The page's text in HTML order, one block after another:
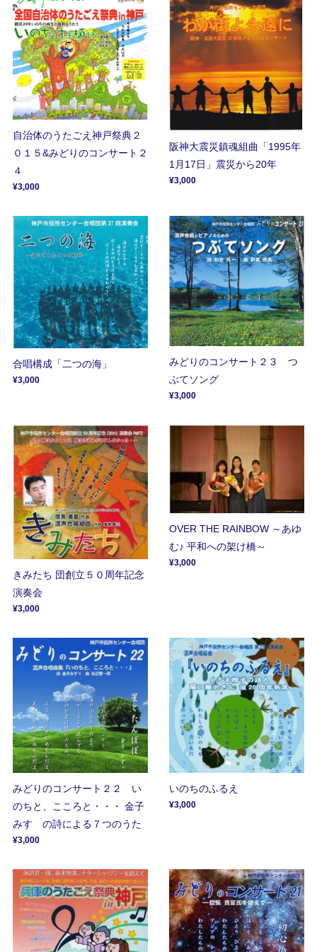
自治体のうたごえ神戸祭典２
０１５&みどりのコンサート２
４
¥3,000
阪神大震災鎮魂組曲「1995年
1月17日」震災から20年
¥3,000
合唱構成「二つの海」
¥3,000
みどりのコンサート２３ つ
ぶてソング
¥3,000
きみたち 団創立５０周年記念
演奏会
¥3,000
OVER THE RAINBOW ～あゆ
む♪ 平和への架け橋～
¥3,000
みどりのコンサート２２ い
のちと、こころと・・・ 金子
みすゞの詩による７つのうた
¥3,000
いのちのふるえ
¥3,000